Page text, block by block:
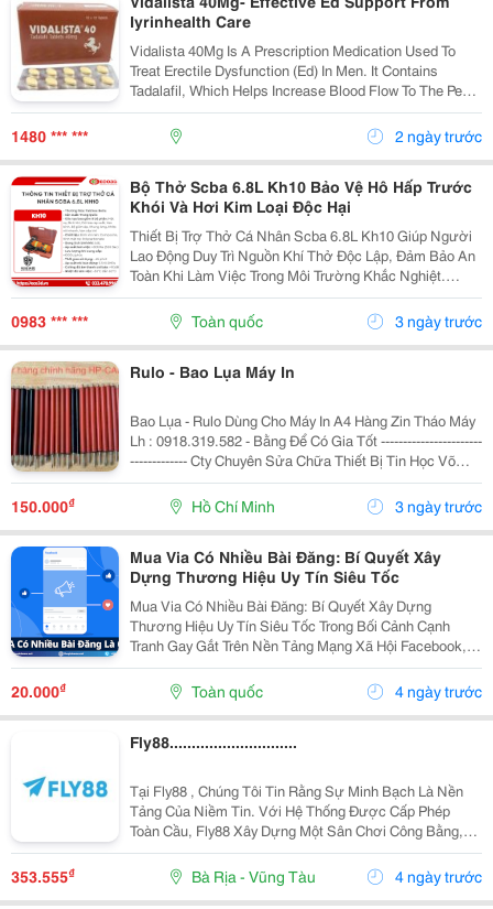
Iyrinhealth Care
Vidalista 40Mg Is A Prescription Medication Used To
Treat Erectile Dysfunction (Ed) In Men. It Contains
Tadalafil, Which Helps Increase Blood Flow To The Penis
During Sexual Stimulation, Making It Easier To Achieve
And Maintain An Erection. Its...
1480 *** *** 2 ngày trước
Bộ Thở Scba 6.8L Kh10 Bảo Vệ Hô Hấp Trước
Khói Và Hơi Kim Loại Độc Hại
Thiết Bị Trợ Thở Cá Nhân Scba 6.8L Kh10 Giúp Người
Lao Động Duy Trì Nguồn Khí Thở Độc Lập, Đảm Bảo An
Toàn Khi Làm Việc Trong Môi Trường Khắc Nghiệt.
Trong Điều Kiện Có Khói Dày Đặc, Khí Độc Hoặc Thiếu
Oxy, Thiết Bị Bảo Vệ Hô Hấp Chuyên Dụng Là Trang...
0983 *** *** Toàn quốc 3 ngày trước
Rulo - Bao Lụa Máy In
Bao Lụa - Rulo Dùng Cho Máy In A4 Hàng Zin Tháo Máy
Lh : 0918.319.582 - Bằng Để Có Gia Tốt -----------------------
------------- Cty Chuyên Sửa Chữa Thiết Bị Tin Học Võ
Nguyễn Đc : 114/1 Tân Sơn Nhì, P.tân Sơn Nhì, Tp.hcm
150.000₫ Hồ Chí Minh 3 ngày trước
Mua Via Có Nhiều Bài Đăng: Bí Quyết Xây
Dựng Thương Hiệu Uy Tín Siêu Tốc
Mua Via Có Nhiều Bài Đăng: Bí Quyết Xây Dựng
Thương Hiệu Uy Tín Siêu Tốc Trong Bối Cảnh Cạnh
Tranh Gay Gắt Trên Nền Tảng Mạng Xã Hội Facebook,
Uy Tín Thương Hiệu (Brand Authority) Chính Là Yếu Tố
Then Chốt Quyết Định Tỷ Lệ Chuyển Đổi Đơn Hàng....
20.000₫ Toàn quốc 4 ngày trước
Fly88.............................
Tại Fly88 , Chúng Tôi Tin Rằng Sự Minh Bạch Là Nền
Tảng Của Niềm Tin. Với Hệ Thống Được Cấp Phép
Toàn Cầu, Fly88 Xây Dựng Một Sân Chơi Công Bằng,
Nơi Mọi Kết Quả Đều Ngẫu Nhiên Và Quyền Lợi Người
Chơi Được Đặt Lên Hàng Đầu.
353.555₫ Bà Rịa - Vũng Tàu 4 ngày trước